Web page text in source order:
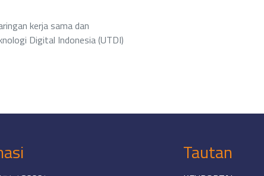
kerja sama dan
Digital Indonesia (UTDI)
Tautan